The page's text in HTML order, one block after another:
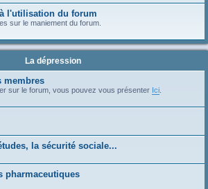
l'utilisation du forum
sur le maniement du forum.
La dépression
membres
sur le forum, vous pouvez vous présenter Ici
la sécurité sociale...
pharmaceutiques